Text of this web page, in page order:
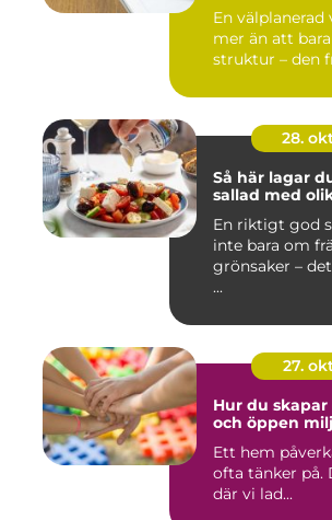
En välplanerad
mer än att
struktur – den
28.
Så här lagar
sallad med
En riktigt god
inte bara om
grönsaker –
...
27.
Hur du
och öppen
Ett hem
ofta tänker på.
där vi lad...